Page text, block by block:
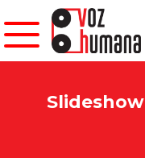
Slideshow